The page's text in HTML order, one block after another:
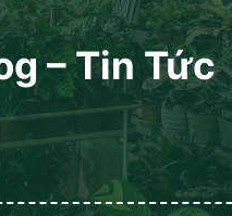
– Tin Tức